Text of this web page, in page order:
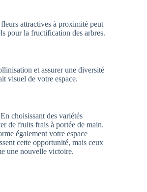
attractives à proximité peut
pour la fructification des arbres.
et assurer une diversité
visuel de votre espace.
choisissant des variétés
de fruits frais à portée de main.
également votre espace
cette opportunité, mais ceux
une nouvelle victoire.